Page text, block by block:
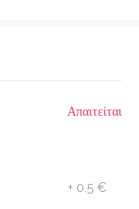
Απαιτείται
+ 0.5 €